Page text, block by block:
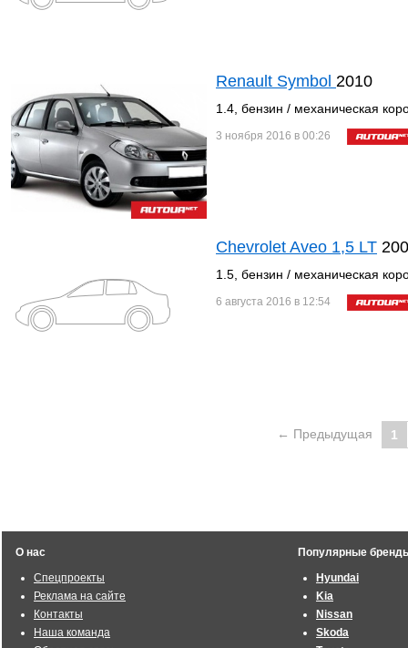
Renault Symbol 2010
1.4, бензин / механическая
3 ноября 2016 в 00:26
Chevrolet Aveo 1,5 LT
1.5, бензин / механическая
6 августа 2016 в 12:54
← Предыдущая 1
О нас
Спецпроекты
Реклама на сайте
Контакты
Наша команда
Популярные
Hyundai
Kia
Nissan
Skoda